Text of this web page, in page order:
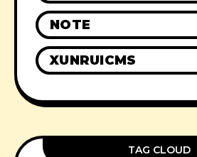
NOTE
XUNRUICMS
TAG CLOUD